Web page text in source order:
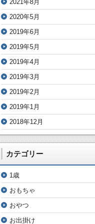
2021年8月
2020年5月
2019年6月
2019年5月
2019年4月
2019年3月
2019年2月
2019年1月
2018年12月
カテゴリー
1歳
おもちゃ
おやつ
お出掛け